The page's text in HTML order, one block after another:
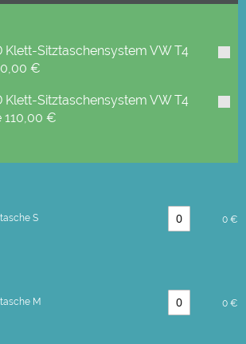
Klett-Sitztaschensystem VW T4
€
Klett-Sitztaschensystem VW T4
110,00 €
S 0 €
M 0 €